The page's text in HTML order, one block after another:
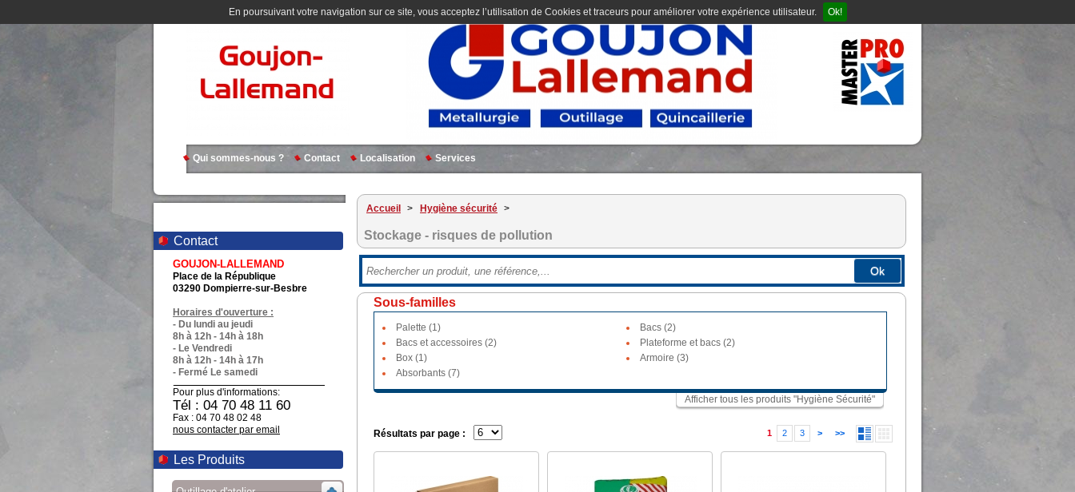
En poursuivant votre navigation sur ce site, vous acceptez l’utilisation de Cookies et traceurs pour améliorer votre expérience utilisateur. Ok!
Qui sommes-nous ? Contact Localisation Services
Contact
GOUJON-LALLEMAND
Place de la République
03290 Dompierre-sur-Besbre
Horaires d'ouverture :
- Du lundi au jeudi
8h à 12h - 14h à 18h
- Le Vendredi
8h à 12h - 14h à 17h
- Fermé Le samedi
Pour plus d'informations:
Tél : 04 70 48 11 60
Fax : 04 70 48 02 48
nous contacter par email
Les Produits
Accueil > Hygiène sécurité >
Stockage - risques de pollution
Ok
Sous-familles
Palette (1)
Bacs (2)
Bacs et accessoires (2)
Plateforme et bacs (2)
Box (1)
Armoire (3)
Absorbants (7)
Afficher tous les produits "Hygiène Sécurité"
Résultats par page : 1 2 3 > >>